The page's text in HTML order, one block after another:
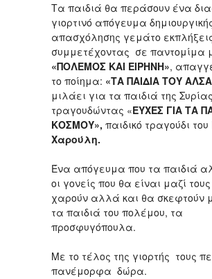
Τα παιδιά θα περάσουν ένα
γιορτινό απόγευμα
απασχόλησης γεμάτο
συμμετέχοντας σε παντομίμα
«ΠΟΛΕΜΟΣ ΚΑΙ ΕΙΡΗΝΗ»,
το ποίημα: «ΤΑ ΠΑΙΔΙΑ ΤΟΥ
μιλάει για τα παιδιά της Συρίας
τραγουδώντας «ΕΥΧΕΣ ΓΙΑ ΤΑ
ΚΟΣΜΟΥ», παιδικό τραγούδι του
Χαρούλη.
Ένα απόγευμα που τα παιδιά
οι γονείς που θα είναι μαζί
χαρούν αλλά και θα σκεφτούν
τα παιδιά του πολέμου, τα
προσφυγόπουλα.
Με το τέλος της γιορτής τους
πανέμορφα δώρα.